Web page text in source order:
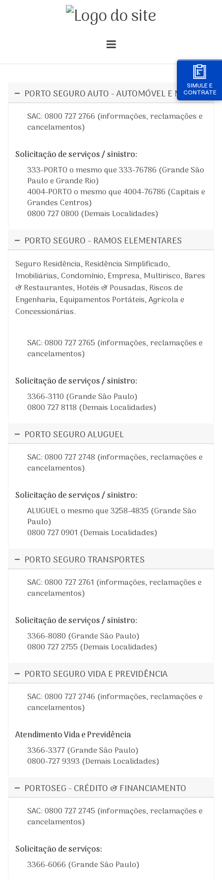
SIMULE E
CONTRATE
PORTO SEGURO AUTO - AUTOMÓVEL E MOTO
SAC: 0800 727 2766 (informações, reclamações e
cancelamentos)
Solicitação de serviços / sinistro:
333-PORTO o mesmo que 333-76786 (Grande São
Paulo e Grande Rio)
4004-PORTO o mesmo que 4004-76786 (Capitais e
Grandes Centros)
0800 727 0800 (Demais Localidades)
PORTO SEGURO - RAMOS ELEMENTARES
Seguro Residência, Residência Simplificado,
Imobiliárias, Condomínio, Empresa, Multirisco, Bares
& Restaurantes, Hotéis & Pousadas, Riscos de
Engenharia, Equipamentos Portáteis, Agrícola e
Concessionárias.
SAC: 0800 727 2765 (informações, reclamações e
cancelamentos)
Solicitação de serviços / sinistro:
3366-3110 (Grande São Paulo)
0800 727 8118 (Demais Localidades)
PORTO SEGURO ALUGUEL
SAC: 0800 727 2748 (informações, reclamações e
cancelamentos)
Solicitação de serviços / sinistro:
ALUGUEL o mesmo que 3258-4835 (Grande São
Paulo)
0800 727 0901 (Demais Localidades)
PORTO SEGURO TRANSPORTES
SAC: 0800 727 2761 (informações, reclamações e
cancelamentos)
Solicitação de serviços / sinistro:
3366-8080 (Grande São Paulo)
0800 727 2755 (Demais Localidades)
PORTO SEGURO VIDA E PREVIDÊNCIA
SAC: 0800 727 2746 (informações, reclamações e
cancelamentos)
Atendimento Vida e Previdência
3366-3377 (Grande São Paulo)
0800-727 9393 (Demais Localidades)
PORTOSEG - CRÉDITO & FINANCIAMENTO
SAC: 0800 727 2745 (informações, reclamações e
cancelamentos)
Solicitação de serviços:
3366-6066 (Grande São Paulo)